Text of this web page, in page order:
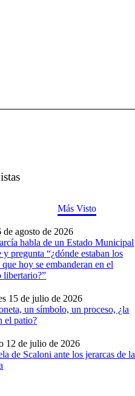
Más Visto
de agosto de 2026
habla de un Estado Municipal
y pregunta “¿dónde estaban los
que hoy se embanderan en el
libertario?”
15 de julio de 2026
un símbolo, un proceso, ¿la
el patio?
12 de julio de 2026
de Scaloni ante los jerarcas de la